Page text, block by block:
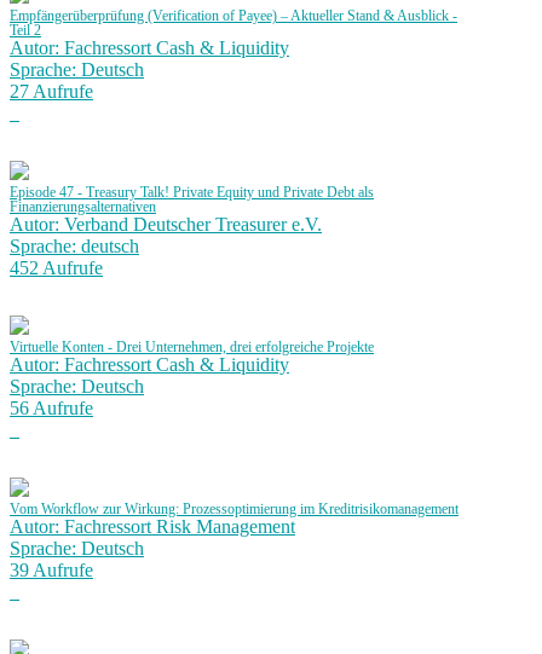
Empfängerüberprüfung (Verification of Payee) – Aktueller Stand & Ausblick -
Teil 2
Autor: Fachressort Cash & Liquidity
Sprache: Deutsch
27 Aufrufe
Episode 47 - Treasury Talk! Private Equity und Private Debt als
Finanzierungsalternativen
Autor: Verband Deutscher Treasurer e.V.
Sprache: deutsch
452 Aufrufe
Virtuelle Konten - Drei Unternehmen, drei erfolgreiche Projekte
Autor: Fachressort Cash & Liquidity
Sprache: Deutsch
56 Aufrufe
Vom Workflow zur Wirkung: Prozessoptimierung im Kreditrisikomanagement
Autor: Fachressort Risk Management
Sprache: Deutsch
39 Aufrufe